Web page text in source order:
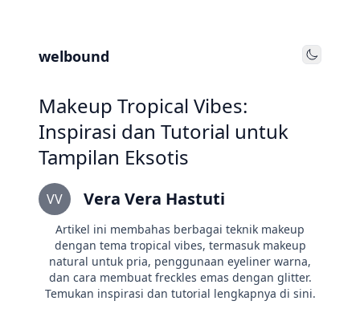
welbound Toggle
Makeup Tropical Vibes:
Inspirasi dan Tutorial untuk
Tampilan Eksotis
VV Vera Vera Hastuti
Artikel ini membahas berbagai teknik makeup
dengan tema tropical vibes, termasuk makeup
natural untuk pria, penggunaan eyeliner warna,
dan cara membuat freckles emas dengan glitter.
Temukan inspirasi dan tutorial lengkapnya di sini.